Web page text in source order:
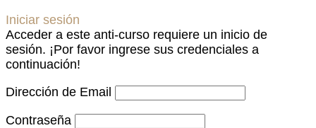
Iniciar sesión
Acceder a este anti-curso requiere un inicio de
sesión. ¡Por favor ingrese sus credenciales a
continuación!
Dirección de Email
Contraseña